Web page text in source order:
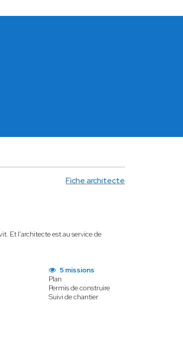
Fiche architecte
Et l'architecte est au service de
5 missions
Plan
Permis de construire
Suivi de chantier